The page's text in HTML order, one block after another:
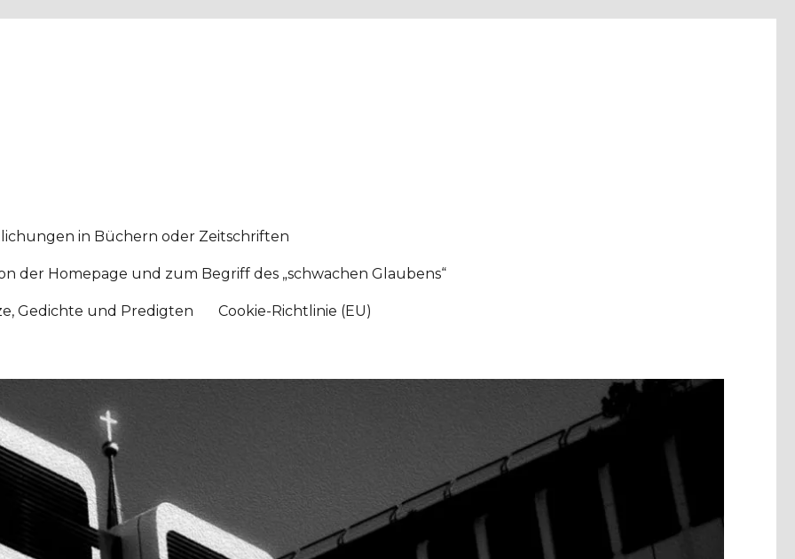
in Büchern oder Zeitschriften
der Homepage und zum Begriff des „schwachen Glaubens“
Gedichte und Predigten Cookie-Richtlinie (EU)